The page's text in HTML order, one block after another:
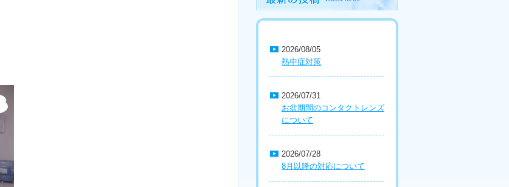
2026/08/05
熱中症対策
2026/07/31
お盆期間のコンタクトレンズ
について
2026/07/28
8月以降の対応について